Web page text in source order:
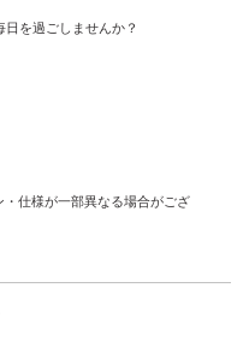
を過ごしませんか？
仕様が一部異なる場合がござ